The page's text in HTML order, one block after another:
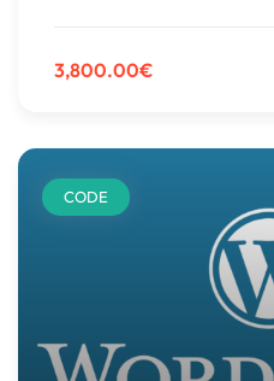
3,800.00€
CODE